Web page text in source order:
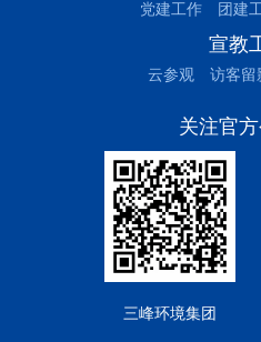
党建工作 团建
宣教
云参观 访客留
关注官
三峰环境集团